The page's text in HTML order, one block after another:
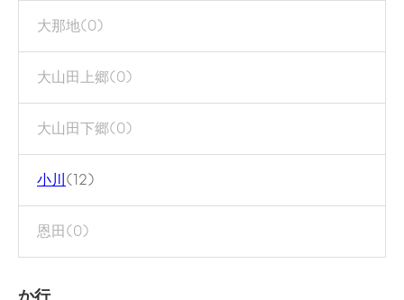
大那地(0)
大山田上郷(0)
大山田下郷(0)
小川 (12)
恩田 (0)
か行